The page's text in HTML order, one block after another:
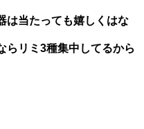
は当たっても嬉しくはな
らリミ3種集中してるから